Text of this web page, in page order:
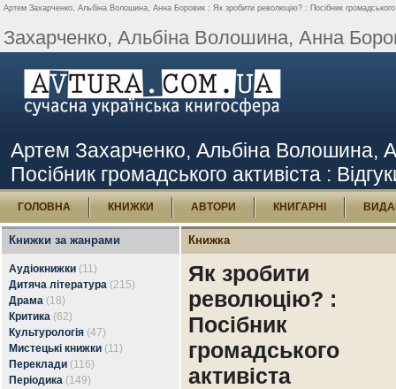
Артем Захарченко, Альбіна Волошина, Анна Боровик : Як зробити революцію? : Посібник громадського
Захарченко, Альбіна Волошина, Анна
Артем Захарченко, Альбіна Волошина,
Посібник громадського активіста :
ГОЛОВНА КНИЖКИ АВТОРИ КНИГАРНІ
Книжки за жанрами
Аудіокнижки (11)
Дитяча література (215)
Драма (18)
Критика (62)
Культурологія (47)
Мистецькі книжки (11)
Переклади (116)
Періодика (149)
Книжка
Як зробити
революцію? :
Посібник
громадського
активіста